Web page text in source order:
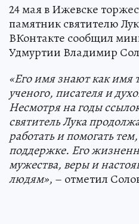
24 мая в Ижевске
памятник святителю
ВКонтакте сообщил
Удмуртии Владимир
«Его имя знают как имя
ученого, писателя и
Несмотря на годы
святитель Лука
работать и помогать
поддержке. Его
мужества, веры и
людям», – отметил